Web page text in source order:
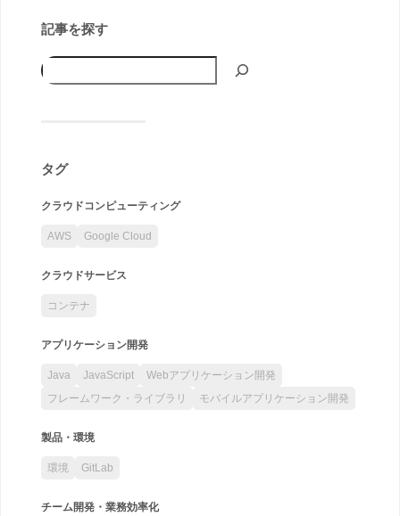
記事を探す
タグ
クラウドコンピューティング
AWS Google Cloud
クラウドサービス
コンテナ
アプリケーション開発
Java JavaScript
Webアプリケーション開発
フレームワーク・ライブラリ
モバイルアプリケーション開発
製品・環境
環境 GitLab
チーム開発・業務効率化